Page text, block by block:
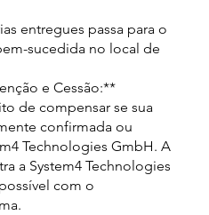
entregues passa para o
sucedida no local de
e Cessão:**
de compensar se sua
confirmada ou
Technologies GmbH. A
a System4 Technologies
com o